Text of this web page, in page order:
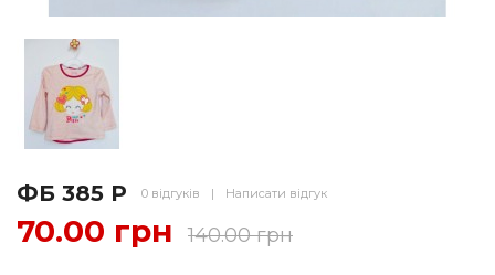
ФБ 385 Р 0 відгуків | Написати відгук
70.00 грн 140.00 грн